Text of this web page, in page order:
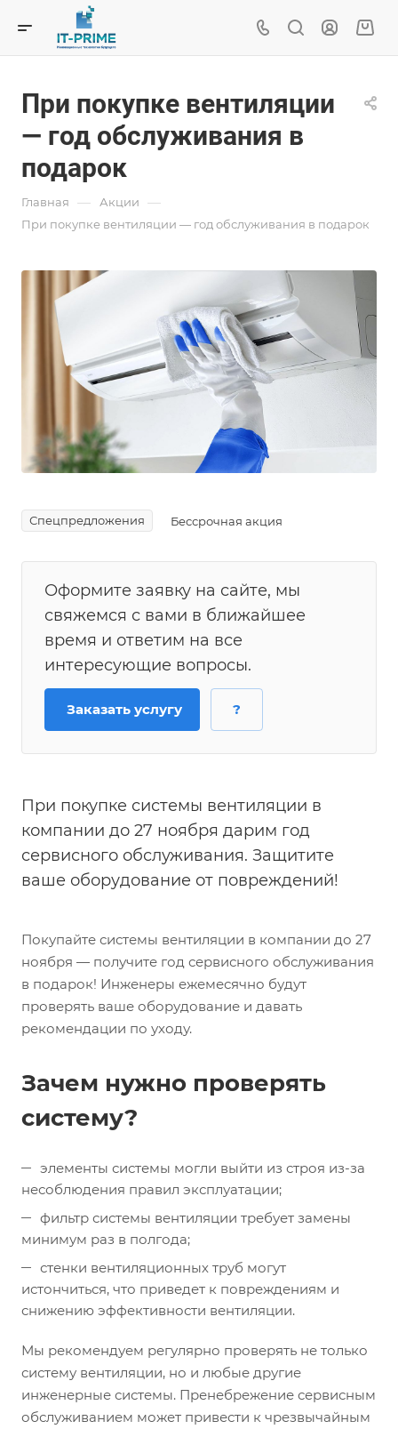
При покупке вентиляции
— год обслуживания в
подарок
Главная — Акции —
При покупке вентиляции — год обслуживания в подарок
Спецпредложения Бессрочная акция
Оформите заявку на сайте, мы
свяжемся с вами в ближайшее
время и ответим на все
интересующие вопросы.
Заказать услугу ?
При покупке системы вентиляции в
компании до 27 ноября дарим год
сервисного обслуживания. Защитите
ваше оборудование от повреждений!
Покупайте системы вентиляции в компании до 27
ноября — получите год сервисного обслуживания
в подарок! Инженеры ежемесячно будут
проверять ваше оборудование и давать
рекомендации по уходу.
Зачем нужно проверять
систему?
элементы системы могли выйти из строя из-за
несоблюдения правил эксплуатации;
фильтр системы вентиляции требует замены
минимум раз в полгода;
стенки вентиляционных труб могут
истончиться, что приведет к повреждениям и
снижению эффективности вентиляции.
Мы рекомендуем регулярно проверять не только
систему вентиляции, но и любые другие
инженерные системы. Пренебрежение сервисным
обслуживанием может привести к чрезвычайным